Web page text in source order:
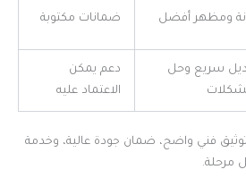
ومظهر أفضل ضمانات مكتوبة
سريع وحل
دعم يمكن
الاعتماد عليه
فني واضح، ضمان جودة عالية، وخدمة
مرحلة.